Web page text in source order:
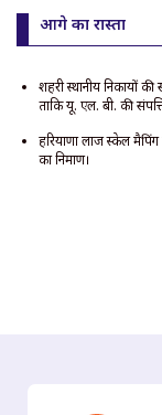
आगे का रास्ता
शहरी स्थानीय निकायों
ताकि यू. एल. बी. की
हरियाणा लार्ज स्केल
का निर्माण।